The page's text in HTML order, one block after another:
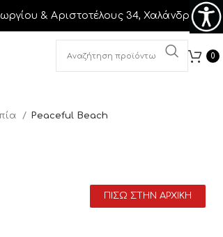
& Αριστοτέλους 34, Χαλάνδρι
0
Peaceful Beach
ΠΙΣΩ ΣΤΗΝ ΑΡΧΙΚΗ